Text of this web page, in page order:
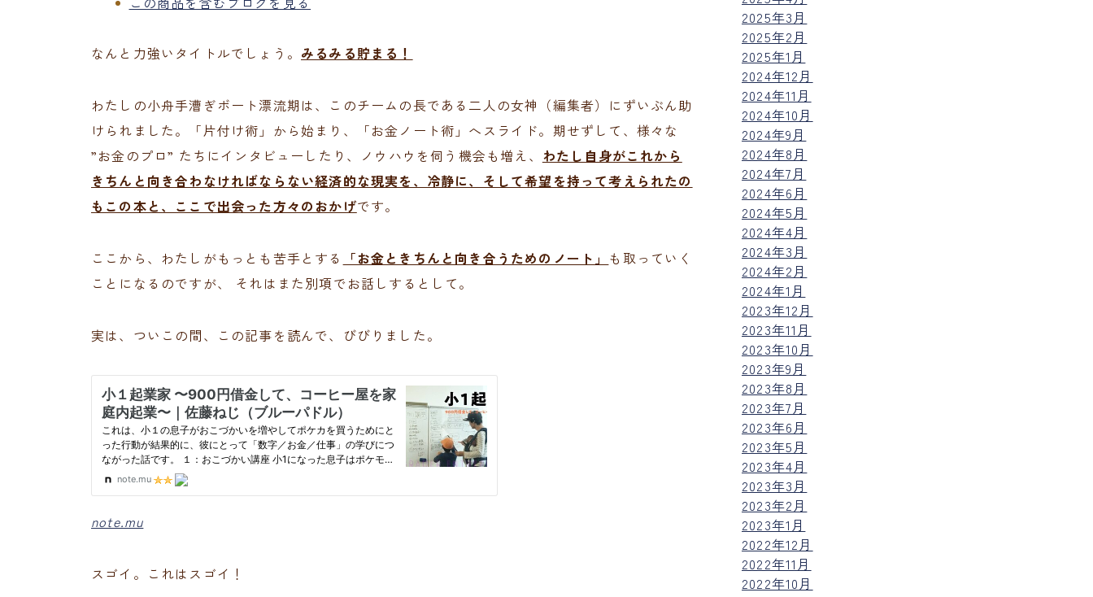
なんと力強いタイトルでしょう。 みるみる貯まる！
わたしの小舟手漕ぎボート漂流期は、このチームの長である二人の女神（編集者）にずいぶん助
けられました。「片付け術」から始まり、「お金ノート術」へスライド。期せずして、様々な
”お金のプロ” たちにインタビューしたり、ノウハウを伺う機会も増え、 わたし自身がこれから
きちんと向き合わなければならない経済的な現実を、冷静に、そして希望を持って考えられたの
もこの本と、ここで出会った方々のおかげです。
ここから、わたしがもっとも苦手とする 「お金ときちんと向き合うためのノート」 も取っていく
ことになるのですが、 それはまた別項でお話しするとして。
実は、ついこの間、この記事を読んで、びびりました。
note.mu
スゴイ。これはスゴイ！
2025年3月
2025年2月
2025年1月
2024年12月
2024年11月
2024年10月
2024年9月
2024年8月
2024年7月
2024年6月
2024年5月
2024年4月
2024年3月
2024年2月
2024年1月
2023年12月
2023年11月
2023年10月
2023年9月
2023年8月
2023年7月
2023年6月
2023年5月
2023年4月
2023年3月
2023年2月
2023年1月
2022年12月
2022年11月
2022年10月